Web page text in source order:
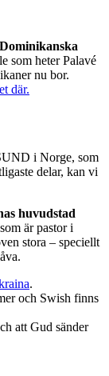
Dominikanska
som heter Palavé
nu bor.
där.
i Norge, som
delar, kan vi
huvudstad
är pastor i
stora – speciellt
.
och Swish finns
att Gud sänder